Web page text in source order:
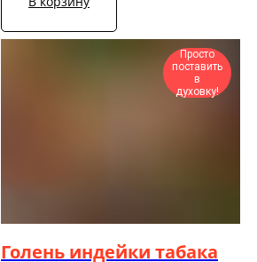
Просто
поставить
в
духовку!
Голень индейки табака